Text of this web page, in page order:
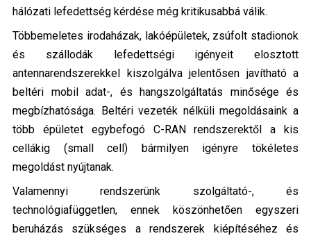
hálózati lefedettség kérdése még kritikusabbá válik.
Többemeletes irodaházak, lakóépületek, zsúfolt stadionok
és szállodák lefedettségi igé­nyeit elosztott
antennarendszerekkel kiszolgálva jelentősen javítható a
beltéri mobil adat-, és hangszolgáltatás minősége és
megbízhatósága. Beltéri vezeték nélküli megoldásaink a
több épületet egybefogó C-RAN rendszerektől a kis
cellákig (small cell) bármilyen igényre tökéletes
megoldást nyújtanak.
Valamennyi rendszerünk szolgáltató-, és
technológiafüggetlen, ennek köszönhetően egyszeri
beruházás szükséges a rendszerek kiépítéséhez és